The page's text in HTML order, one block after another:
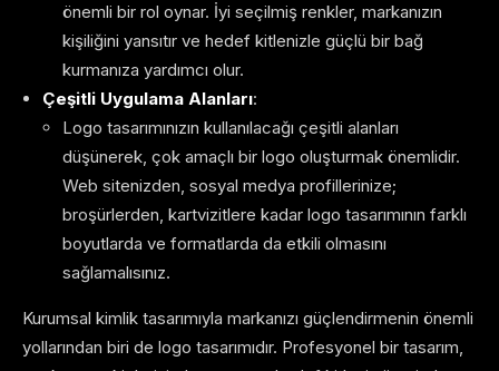
önemli bir rol oynar. İyi seçilmiş renkler, markanızın
kişiliğini yansıtır ve hedef kitlenizle güçlü bir bağ
kurmanıza yardımcı olur.
Çeşitli Uygulama Alanları:
Logo tasarımınızın kullanılacağı çeşitli alanları
düşünerek, çok amaçlı bir logo oluşturmak önemlidir.
Web sitenizden, sosyal medya profillerinize;
broşürlerden, kartvizitlere kadar logo tasarımının farklı
boyutlarda ve formatlarda da etkili olmasını
sağlamalısınız.
Kurumsal kimlik tasarımıyla markanızı güçlendirmenin önemli
yollarından biri de logo tasarımıdır. Profesyonel bir tasarım,